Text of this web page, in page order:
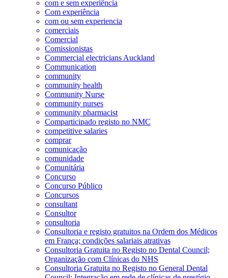
com e sem experiência
Com experiência
com ou sem experiencia
comerciais
Comercial
Comissionistas
Commercial electricians Auckland
Communication
community
community health
Community Nurse
community nurses
community pharmacist
Comparticipado registo no NMC
competitive salaries
comprar
comunicação
comunidade
Comunitária
Concurso
Concurso Público
Concursos
consultant
Consultor
consultoria
Consultoria e registo gratuitos na Ordem dos Médicos
em França; condições salariais atrativas
Consultoria Gratuita no Registo no Dental Council;
Organização com Clínicas do NHS
Consultoria Gratuita no Registo no General Dental